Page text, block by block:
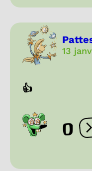
13
👍
0